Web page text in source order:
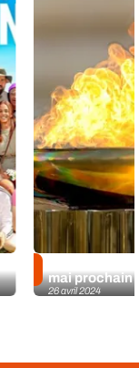
26 avril 2024
mai prochain